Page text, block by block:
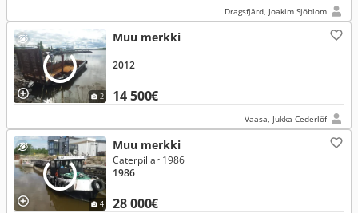
Dragsfjärd, Joakim Sjöblom
2
Muu merkki
14 500€
2012
Vaasa, Jukka Cederlöf
4
Muu merkki
28 000€
Caterpillar 1986
1986